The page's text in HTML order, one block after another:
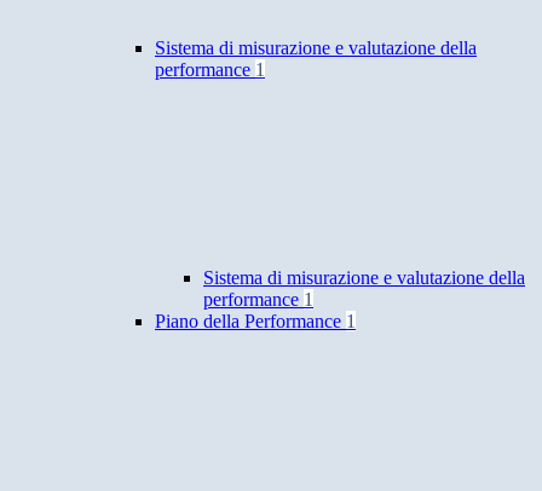
Sistema di misurazione e valutazione della
performance 1
Sistema di misurazione e valutazione della
performance 1
Piano della Performance 1